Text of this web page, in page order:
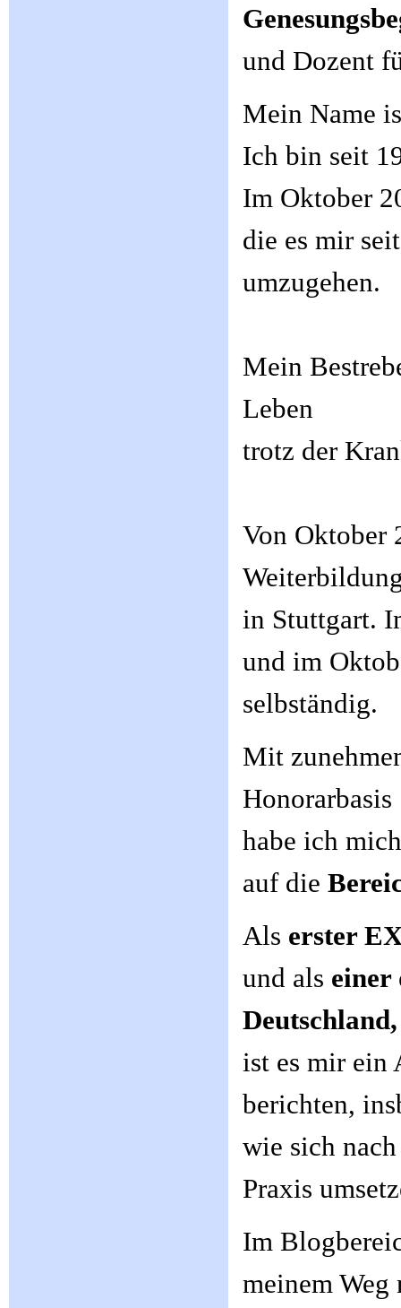
und Dozent
Mein Name
Ich bin seit
Im Oktober
die es mir
umzugehen.
Mein
Leben
trotz der
Von Oktober
in Stuttgart.
und im
selbständig.
Mit
Honorarbasis
habe ich
auf die
Als erster
und als einer
ist es mir ein
berichten,
wie sich
Praxis
Im
meinem Weg